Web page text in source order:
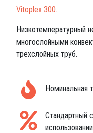
Vitoplex 300.
Низкотемпературный
многослойными
трехслойных труб.
Номинальная
Стандартный